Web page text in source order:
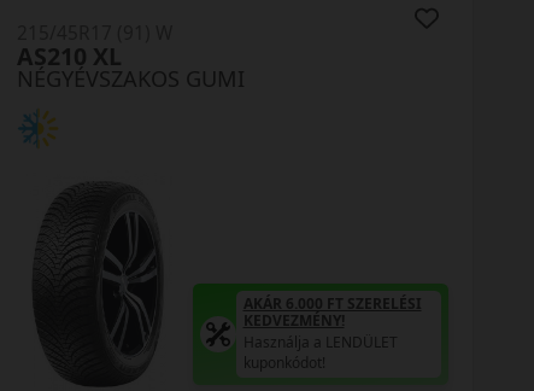
NÉGYÉVSZAKOS GUMI
Carlorful A/S XL
AKÁR 6.000 FT SZERELÉSI
KEDVEZMÉNY!
Használja a LENDÜLET
kuponkódot!